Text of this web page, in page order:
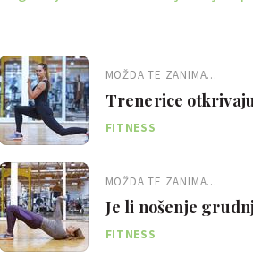
MOŽDA TE ZANIMA...
Trenerice
celulit
FITNESS
MOŽDA TE ZANIMA...
Je li nošenje
podizanje grudi
FITNESS